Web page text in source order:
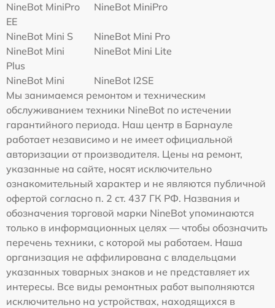
NineBot MiniPro
EE
NineBot MiniPro
NineBot Mini S
NineBot Mini Pro
NineBot Mini
Plus
NineBot Mini Lite
NineBot Mini
NineBot I2SE
Мы занимаемся ремонтом и техническим
обслуживанием техники NineBot по истечении
гарантийного периода. Наш центр в Барнауле
работает независимо и не имеет официальной
авторизации от производителя. Цены на ремонт,
указанные на сайте, носят исключительно
ознакомительный характер и не являются публичной
офертой согласно п. 2 ст. 437 ГК РФ. Названия и
обозначения торговой марки NineBot упоминаются
только в информационных целях — чтобы обозначить
перечень техники, с которой мы работаем. Наша
организация не аффилирована с владельцами
указанных товарных знаков и не представляет их
интересы. Все виды ремонтных работ выполняются
исключительно на устройствах, находящихся в